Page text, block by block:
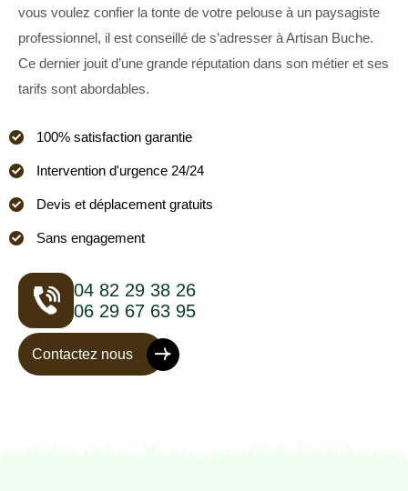
vous voulez confier la tonte de votre pelouse à un paysagiste
professionnel, il est conseillé de s’adresser à Artisan Buche.
Ce dernier jouit d’une grande réputation dans son métier et ses
tarifs sont abordables.
100% satisfaction garantie
Intervention d'urgence 24/24
Devis et déplacement gratuits
Sans engagement
04 82 29 38 26
06 29 67 63 95
Contactez nous